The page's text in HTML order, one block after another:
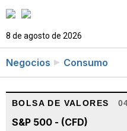
8 de agosto de 2026
Negocios Consumo
BOLSA DE VALORES
S&P 500 - (CFD)